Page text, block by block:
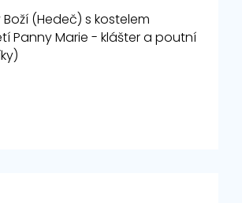
(Hedeč) s kostelem
Panny Marie - klášter a poutní